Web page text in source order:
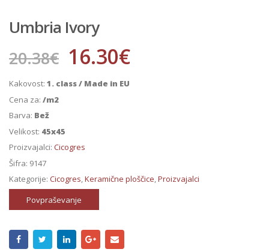
Umbria Ivory
20.38€ 16.30€
Kakovost: 1. class / Made in EU
Cena za: /m2
Barva: Bež
Velikost: 45x45
Proizvajalci: Cicogres
Šifra: 9147
Kategorije: Cicogres,Keramične ploščice,Proizvajalci
Povpraševanje